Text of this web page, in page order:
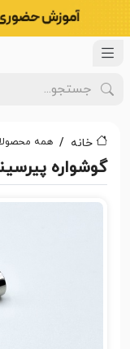
خانه همه
گوشواره